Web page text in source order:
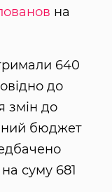
на
640
до
змін до
бюджет
суму 681